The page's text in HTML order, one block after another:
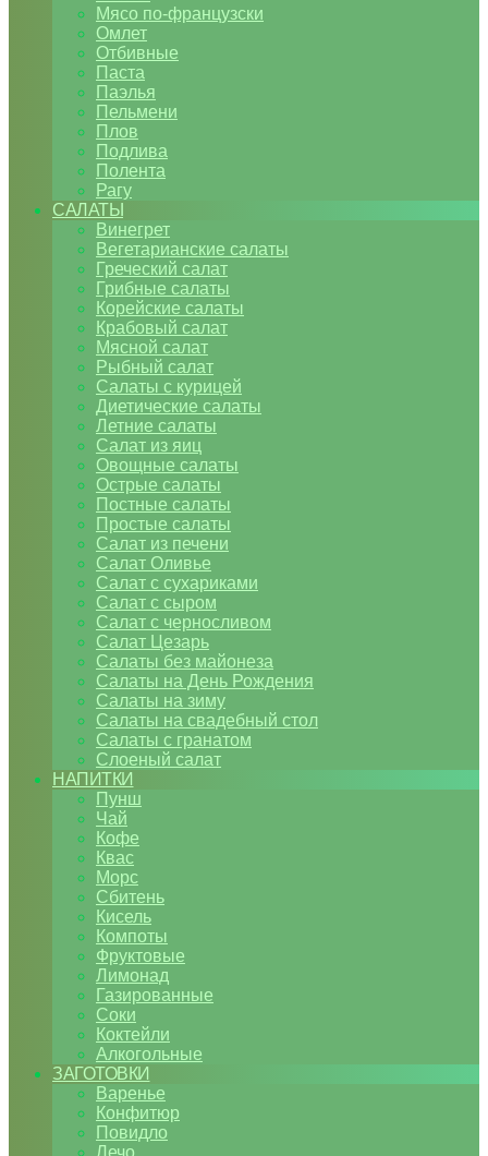
Мясо по-французски
Омлет
Отбивные
Паста
Паэлья
Пельмени
Плов
Подлива
Полента
Рагу
САЛАТЫ
Винегрет
Вегетарианские салаты
Греческий салат
Грибные салаты
Корейские салаты
Крабовый салат
Мясной салат
Рыбный салат
Салаты с курицей
Диетические салаты
Летние салаты
Салат из яиц
Овощные салаты
Острые салаты
Постные салаты
Простые салаты
Салат из печени
Салат Оливье
Салат с сухариками
Салат с сыром
Салат с черносливом
Салат Цезарь
Салаты без майонеза
Салаты на День Рождения
Салаты на зиму
Салаты на свадебный стол
Салаты с гранатом
Слоеный салат
НАПИТКИ
Пунш
Чай
Кофе
Квас
Морс
Сбитень
Кисель
Компоты
Фруктовые
Лимонад
Газированные
Соки
Коктейли
Алкогольные
ЗАГОТОВКИ
Варенье
Конфитюр
Повидло
Лечо